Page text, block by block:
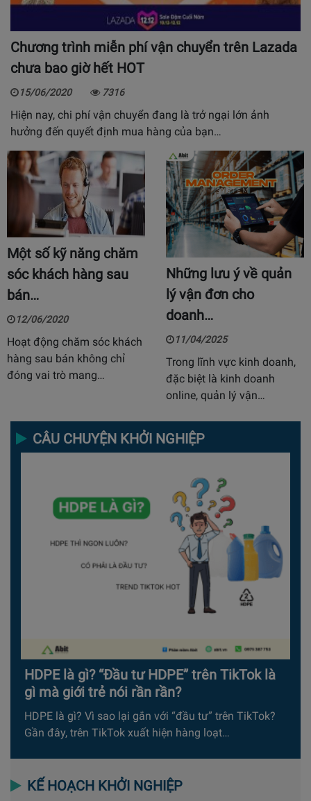
Chương trình miễn phí vận chuyển trên Lazada
chưa bao giờ hết HOT
15/06/2020 7316
Hiện nay, chi phí vận chuyển đang là trở ngại lớn ảnh
hưởng đến quyết định mua hàng của bạn…
Một số kỹ năng chăm
sóc khách hàng sau
bán…
12/06/2020
Hoạt động chăm sóc khách
hàng sau bán không chỉ
đóng vai trò mang…
Những lưu ý về quản
lý vận đơn cho
doanh…
11/04/2025
Trong lĩnh vực kinh doanh,
đặc biệt là kinh doanh
online, quản lý vận…
CÂU CHUYỆN KHỞI NGHIỆP
HDPE là gì? “Đầu tư HDPE” trên TikTok là
gì mà giới trẻ nói rần rần?
HDPE là gì? Vì sao lại gắn với “đầu tư” trên TikTok?
Gần đây, trên TikTok xuất hiện hàng loạt…
KẾ HOẠCH KHỞI NGHIỆP